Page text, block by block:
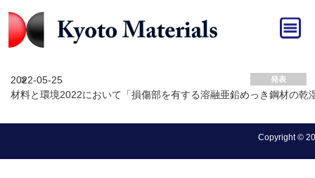
HOME
発表 アーカイブ
2022-05-25 発表
材料と環境2022において「損傷部を有する溶融亜鉛めっき鋼材の
Copyright ©